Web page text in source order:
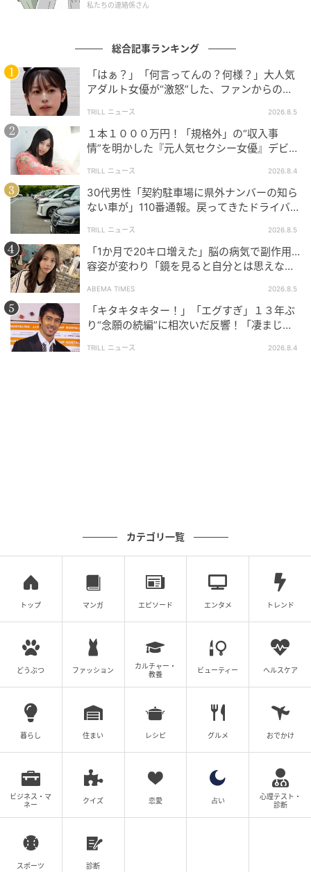
ゆうゆうtime
撮影／佐山裕子（主婦の友社）
※この記事は『お酢推すレシピ』岩間明子著（主婦の
友社刊）の内容をウェブ記事用に再構成したもので
す。
元記事で読む
次の記事
家の写真を勝手に撮ってSNS投稿！今度は子
どもの写真まで狙われて【SNS顔面加工やり
私たちの連絡係さん
総合記事ランキング
「はぁ？」「何言ってんの？何様？」大人気
アダルト女優が“激怒”した、ファンからの
TRILL ニュース 2026.8.5
１本１０００万円！「規格外」の“収入事
情”を明かした『元人気セクシー女優』デビュ
TRILL ニュース 2026.8.4
30代男性「契約駐車場に県外ナンバーの知ら
ない車が」110番通報。戻ってきたドライバー
TRILL ニュース 2026.8.5
「1か月で20キロ増えた」脳の病気で副作用…
容姿が変わり「鏡を見ると自分とは思えなか
ABEMA TIMES 2026.8.5
「キタキタキター！」「エグすぎ」１３年ぶ
り“念願の続編”に相次いだ反響！「凄まじく
TRILL ニュース 2026.8.4
カテゴリ一覧
トップ マンガ エピソード エンタメ トレンド
どうぶつ ファッション
カルチャー・
教養
ビューティー ヘルスケア
暮らし 住まい レシピ グルメ おでかけ
ビジネス・マ
ネー
クイズ 恋愛 占い
心理テスト・
診断
スポーツ 診断